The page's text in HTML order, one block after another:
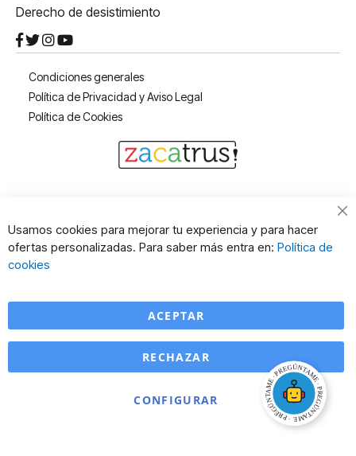
Derecho de desistimiento
Condiciones generales
Política de Privacidad y Aviso Legal
Política de Cookies
Usamos cookies para mejorar tu experiencia y para hacer
ofertas personalizadas. Para saber más entra en: Política de
cookies
ACEPTAR
CONFIGURAR
RECHAZAR